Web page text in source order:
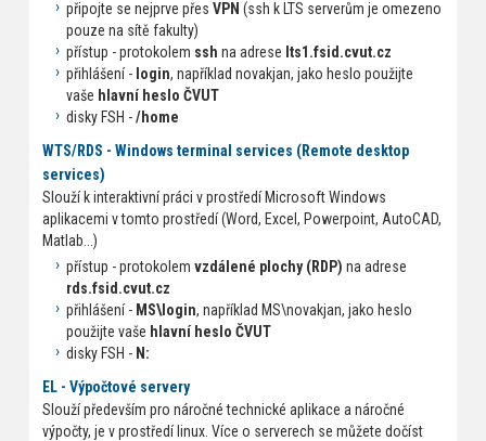
připojte se nejprve přes VPN (ssh k LTS serverům je omezeno
pouze na sítě fakulty)
přístup - protokolem ssh na adrese lts1.fsid.cvut.cz
přihlášení - login, například novakjan, jako heslo použijte
vaše hlavní heslo ČVUT
disky FSH -/home
WTS/RDS - Windows terminal services (Remote desktop
services)
Slouží k interaktivní práci v prostředí Microsoft Windows
aplikacemi v tomto prostředí (Word, Excel, Powerpoint, AutoCAD,
Matlab...)
přístup - protokolem vzdálené plochy (RDP) na adrese
rds.fsid.cvut.cz
přihlášení - MS\login, například MS\novakjan, jako heslo
použijte vaše hlavní heslo ČVUT
disky FSH - N:
EL - Výpočtové servery
Slouží především pro náročné technické aplikace a náročné
výpočty, je v prostředí linux. Více o serverech se můžete dočíst